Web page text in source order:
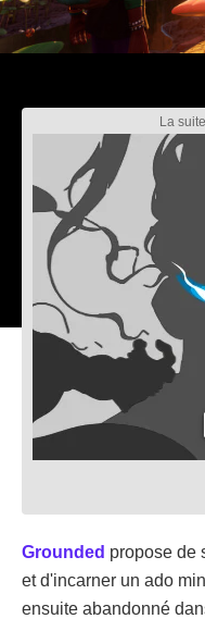
Grounded propose de
et d'incarner un ado
ensuite abandonné